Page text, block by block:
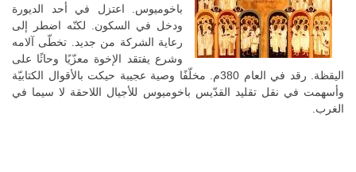
باخوميوس. اعتزل في أحد الديورة
ودخل في السكون. لكنّه اضطر إلى
رعاية الشركة من جديد. تخطّى آلامه
وشرع يفتقد الإخوة معزّيًا وحاثًا على
اليقظة. رقد في العام 380م. مخلّفًا وصية عجيبة حيكت بالأقوال الكتابيّة
وأسهمت في نقل تقليد القدّيس باخوميوس للأجيال اللاحقة لا سيما في
الغرب.